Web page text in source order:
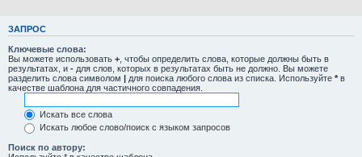
ЗАПРОС
Ключевые слова:
Вы можете использовать + , чтобы определить слова, которые должны быть в
результатах, и - для слов, которых в результатах быть не должно. Вы можете
разделить слова символом | для поиска любого слова из списка. Используйте * в
качестве шаблона для частичного совпадения.
Искать все слова
Искать любое слово/поиск с языком запросов
Поиск по автору: